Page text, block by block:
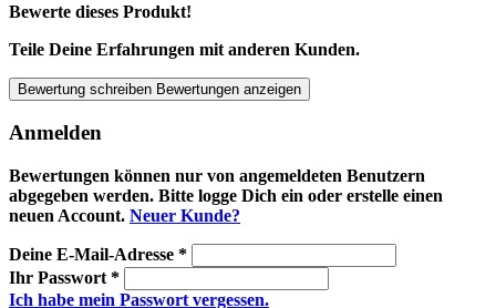
Bewerte dieses Produkt!
Teile Deine Erfahrungen mit anderen Kunden.
Bewertung schreiben Bewertungen anzeigen
Anmelden
Bewertungen können nur von angemeldeten Benutzern
abgegeben werden. Bitte logge Dich ein oder erstelle einen
neuen Account. Neuer Kunde?
Deine E-Mail-Adresse *
Ihr Passwort *
Ich habe mein Passwort vergessen.